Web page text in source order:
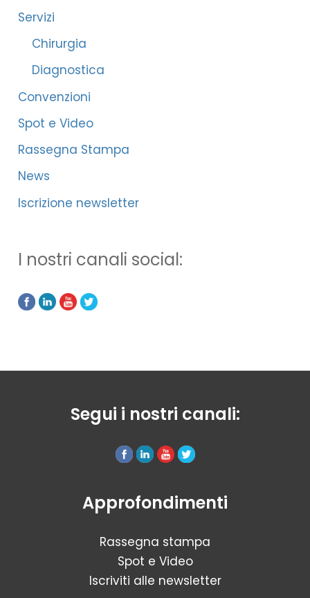
Servizi
Chirurgia
Diagnostica
Convenzioni
Spot e Video
Rassegna Stampa
News
Iscrizione newsletter
I nostri canali social:
Segui i nostri canali:
Approfondimenti
Rassegna stampa
Spot e Video
Iscriviti alle newsletter